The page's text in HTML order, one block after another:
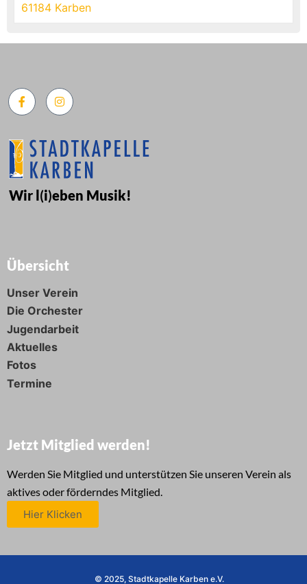
61184 Karben
Wir l(i)eben Musik!
Übersicht
Unser Verein
Die Orchester
Jugendarbeit
Aktuelles
Fotos
Termine
Jetzt Mitglied werden!
Werden Sie Mitglied und unterstützen Sie unseren Verein als
aktives oder förderndes Mitglied.
Hier Klicken
© 2025, Stadtkapelle Karben e.V.